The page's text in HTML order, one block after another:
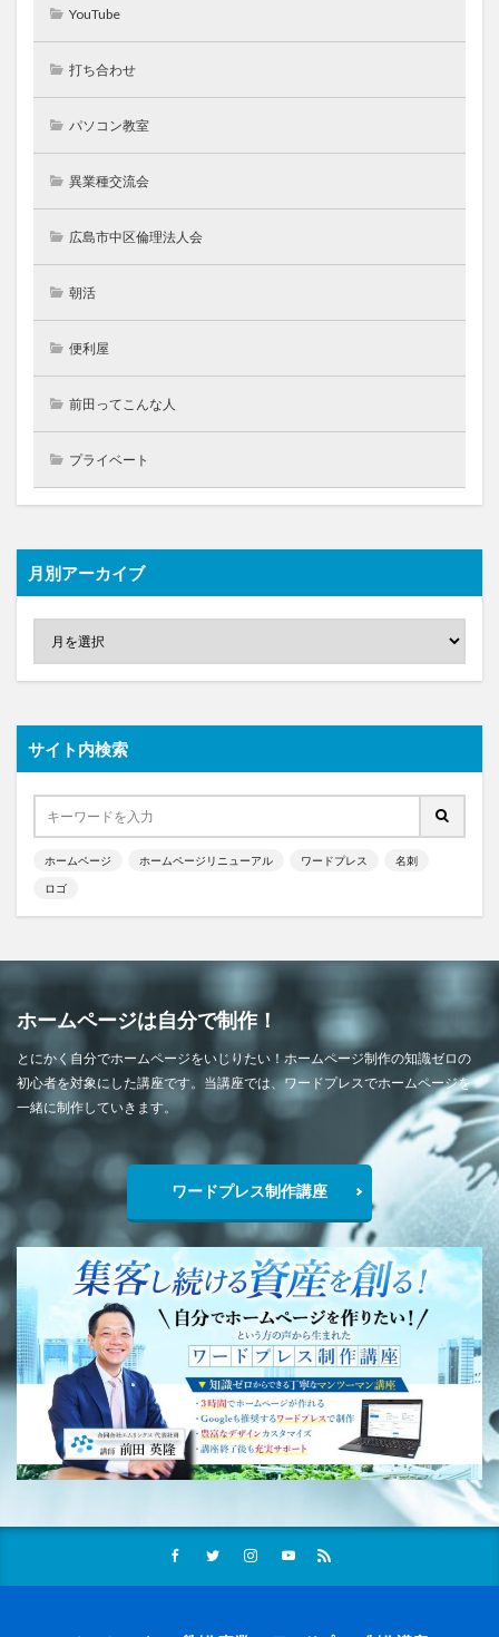
YouTube
打ち合わせ
パソコン教室
異業種交流会
広島市中区倫理法人会
朝活
便利屋
前田ってこんな人
プライベート
月別アーカイブ
サイト内検索
ホームページ ホームページリニューアル ワードプレス 名刺
ロゴ
ホームページは自分で制作！
とにかく自分でホームページをいじりたい！ホームページ制作の知識ゼロの
初心者を対象にした講座です。当講座では、ワードプレスでホームページを
一緒に制作していきます。
ワードプレス制作講座